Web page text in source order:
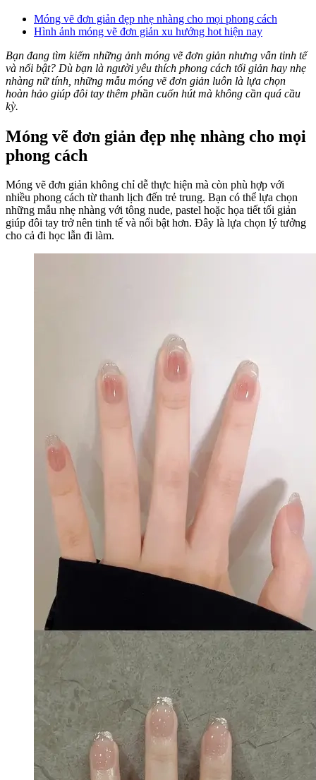
Móng vẽ đơn giản đẹp nhẹ nhàng cho mọi phong cách
Hình ảnh móng vẽ đơn giản xu hướng hot hiện nay
Bạn đang tìm kiếm những ảnh móng vẽ đơn giản nhưng vẫn tinh tế
và nổi bật? Dù bạn là người yêu thích phong cách tối giản hay nhẹ
nhàng nữ tính, những mẫu móng vẽ đơn giản luôn là lựa chọn
hoàn hảo giúp đôi tay thêm phần cuốn hút mà không cần quá cầu
kỳ.
Móng vẽ đơn giản đẹp nhẹ nhàng cho mọi
phong cách
Móng vẽ đơn giản không chỉ dễ thực hiện mà còn phù hợp với
nhiều phong cách từ thanh lịch đến trẻ trung. Bạn có thể lựa chọn
những mẫu nhẹ nhàng với tông nude, pastel hoặc họa tiết tối giản
giúp đôi tay trở nên tinh tế và nổi bật hơn. Đây là lựa chọn lý tưởng
cho cả đi học lẫn đi làm.